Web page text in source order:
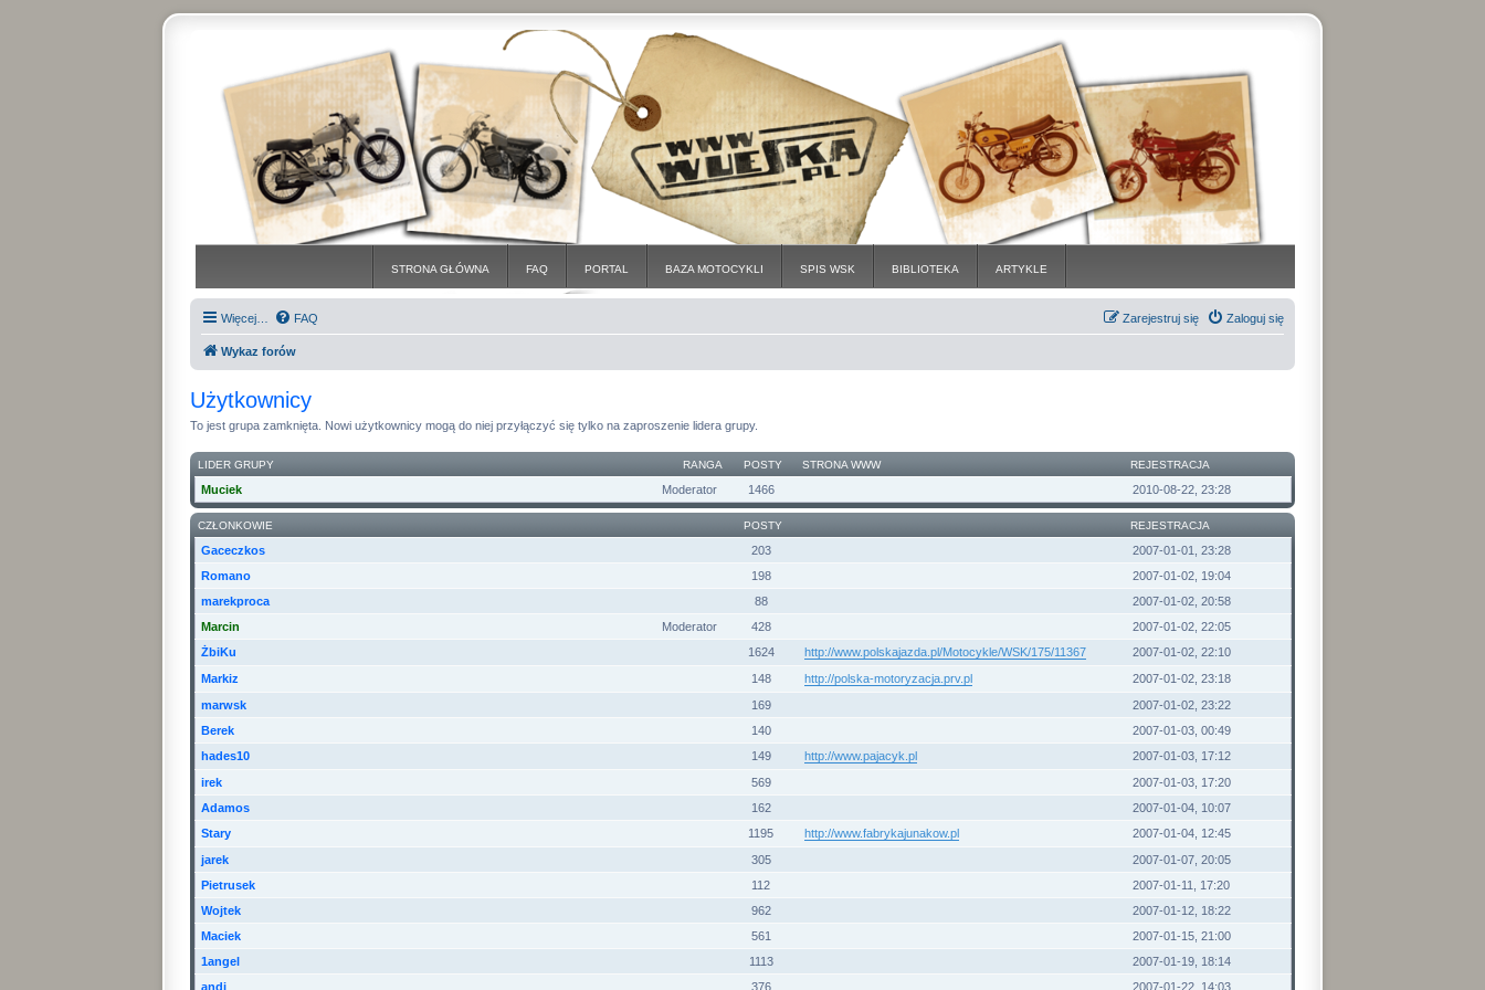
STRONA GŁÓWNA FAQ PORTAL BAZA MOTOCYKLI SPIS WSK BIBLIOTEKA ARTYKLE
Więcej… FAQ Zaloguj się
Zarejestruj się
Wykaz forów
Użytkownicy
To jest grupa zamknięta. Nowi użytkownicy mogą do niej przyłączyć się tylko na zaproszenie lidera grupy.
RANGA
LIDER GRUPY POSTY STRONA WWW REJESTRACJA
Moderator
Muciek 1466 2010-08-22, 23:28
CZŁONKOWIE POSTY REJESTRACJA
Gaceczkos 203
2007-01-01, 23:28
Romano
198
2007-01-02, 19:04
marekproca
88
2007-01-02, 20:58
Moderator
Marcin 428
2007-01-02, 22:05
ŻbiKu
1624 http://www.polskajazda.pl/Motocykle/WSK/175/11367
2007-01-02, 22:10
Markiz
148 http://polska-motoryzacja.prv.pl
2007-01-02, 23:18
marwsk
169
2007-01-02, 23:22
Berek
140
2007-01-03, 00:49
hades10
149 http://www.pajacyk.pl
2007-01-03, 17:12
irek
569
2007-01-03, 17:20
Adamos
162
2007-01-04, 10:07
Stary
1195 http://www.fabrykajunakow.pl
2007-01-04, 12:45
jarek
305
2007-01-07, 20:05
Pietrusek
112
2007-01-11, 17:20
Wojtek
962
2007-01-12, 18:22
Maciek
561
2007-01-15, 21:00
1angel
1113
2007-01-19, 18:14
andi
376 2007-01-22, 14:03